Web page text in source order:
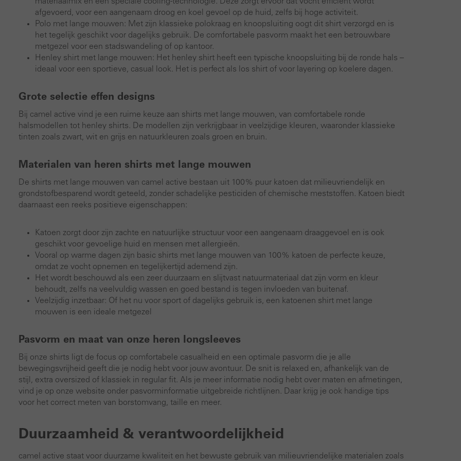
afgevoerd, voor een aangenaam droog en koel gevoel op de huid, zelfs bij hoge activiteit.
Polo met lange mouwen: Met zijn klassieke polokraag en knoopsluiting oogt dit shirt verzorgd en is
het tegelijk geschikt voor dagelijks gebruik. De comfortabele pasvorm maakt het een betrouwbare
metgezel voor een stadswandeling of op kantoor.
Henley shirt met lange mouwen: Het henley shirt heeft een typische knoopsluiting bij de ronde hals –
ideaal voor een sportieve, casual look. Het is perfect als los shirt of voor layering op koelere dagen.
Grote selectie effen designs
Bij camel active vind je een ruime keuze aan shirts met lange mouwen, van comfortabele ronde
halsmodellen tot henley shirts. De modellen zijn verkrijgbaar in veelzijdige kleuren, waaronder klassieke
tinten zoals zwart, wit en grijs en natuurkleuren zoals groen en bruin.
Materialen van heren shirts met lange mouwen
De shirts met lange mouwen van camel active bestaan uit 100% puur katoen dat milieuvriendelijk en
grondstofbesparend wordt geteeld, zonder schadelijke pesticiden of chemische meststoffen. Katoen biedt
daarnaast een reeks positieve eigenschappen:
Katoen zorgt door zijn zachte en natuurlijke structuur voor een aangenaam draaggevoel en is ook
geschikt voor gevoelige huid en mensen met allergieën.
Vooral op warme dagen zijn basic shirts met lange mouwen van 100% katoen de perfecte keuze,
omdat ze vocht opnemen en tegelijkertijd ademend zijn.
Het wordt beschouwd als een zeer duurzaam en slijtvast natuurmateriaal dat zijn vorm en kleur
behoudt, zelfs na veelvuldig wassen en goed bestand is tegen invloeden van buitenaf.
Veelzijdig inzetbaar: Of het nu voor sport of dagelijks gebruik is, een katoenen shirt met lange
mouwen is een ideale metgezel
Pasvorm en maat van onze heren longsleeves
Bij onze shirts ligt de focus op comfortabele casualheid en een optimale pasvorm die je alle
bewegingsvrijheid geeft die je nodig hebt voor jouw avontuur. De snit is relaxed en, afhankelijk van de
stijl, extra oversized of klassiek in regular fit. Als je meer informatie nodig hebt over maten en afmetingen,
vind je op onze website onder pasvorminformatie uitgebreide richtlijnen. Daar krijg je ook handige tips
voor het correct meten van borstomvang, taille en meer.
Duurzaamheid & verantwoordelijkheid
camel active staat voor duurzame kwaliteit en het bewuste gebruik van milieuvriendelijke materialen zoals